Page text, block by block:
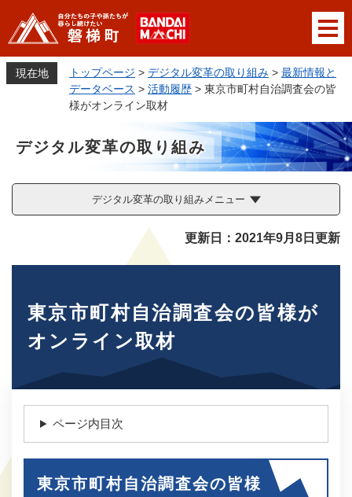
ジ
の
先
メニューを飛ばして本文へ
現在地 トップページ > デジタル変革の取り組み > 最新情報と
データベース > 活動履歴 > 東京市町村自治調査会の皆
様がオンライン取材
デジタル変革の取り組み
デジタル変革の取り組みメニュー
更新日：2021年9月8日更新
東京市町村自治調査会の皆様が
オンライン取材
ページ内目次
東京市町村自治調査会の皆様